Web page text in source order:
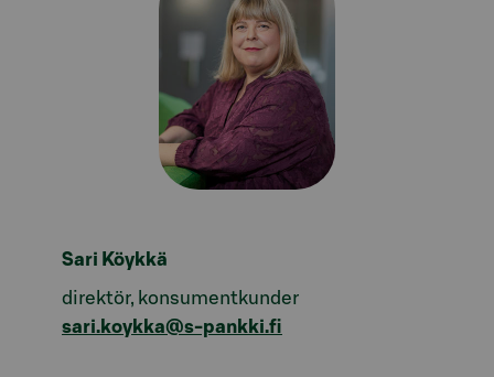
Sari Köykkä
direktör, konsumentkunder
sari.koykka@s-pankki.fi